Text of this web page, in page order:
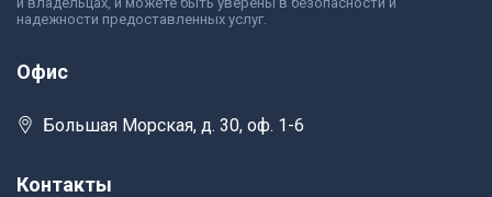
надежности предоставленных услуг.
Офис
Большая Морская, д. 30, оф. 1-6
Контакты